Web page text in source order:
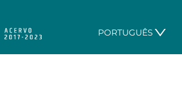
PORTUGUÊS